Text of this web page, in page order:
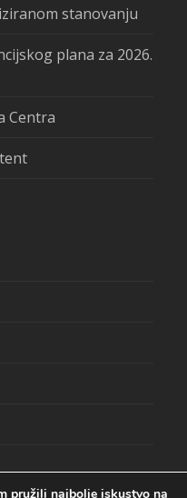
stanovanju
plana za 2026.
Centra
pružili najbolje iskustvo na